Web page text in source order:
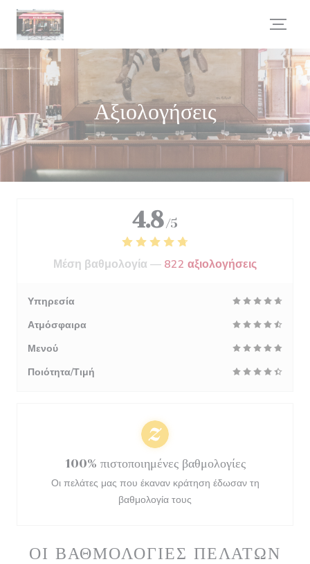
Πίνακας διαχείρισης "Μπισκότων" (Cookies)
Αξιολογήσεις
ΟΙ ΒΑΘΜΟΛΟΓΊΕΣ ΠΕΛΑΤΏΝ
4.8 /5
Μέση βαθμολογία — 822 αξιολογήσεις
Υπηρεσία
Ατμόσφαιρα
Μενού
Ποιότητα/Τιμή
100% πιστοποιημένες βαθμολογίες
Οι πελάτες μας που έκαναν κράτηση έδωσαν τη
βαθμολογία τους